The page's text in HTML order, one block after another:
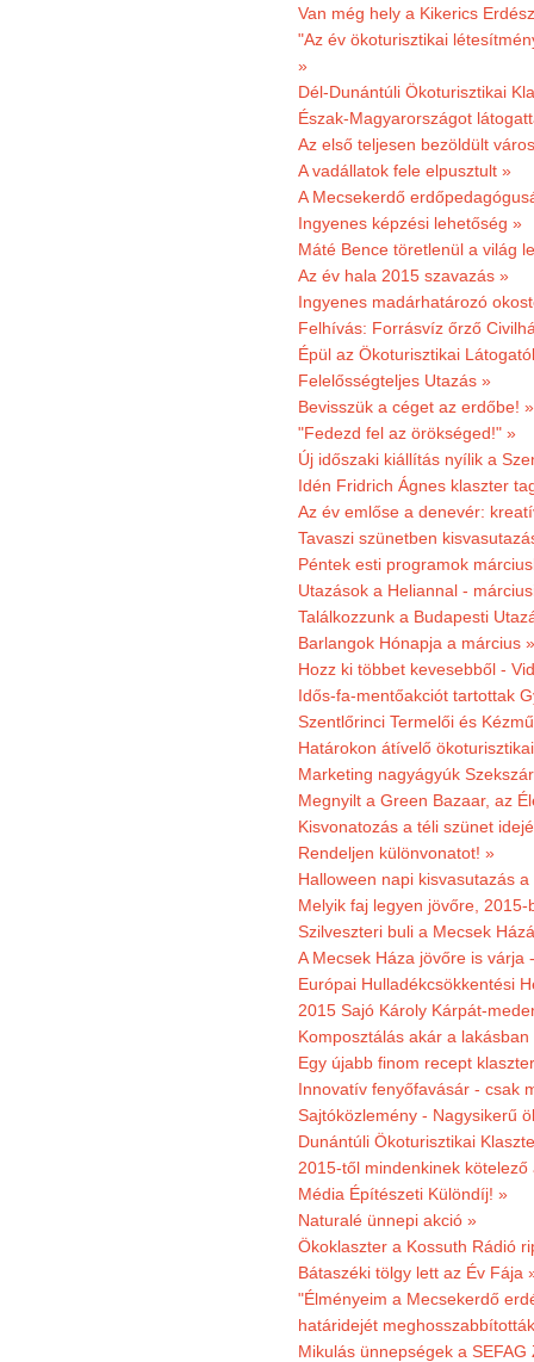
Van még hely a Kikerics
"Az év ökoturisztikai
»
Dél-Dunántúli Ökoturisztikai
Észak-Magyarországot
Az első teljesen bezöldült
A vadállatok fele elpusztult »
A Mecsekerdő
Ingyenes képzési lehetőség »
Máté Bence töretlenül a világ
Az év hala 2015 szavazás »
Ingyenes madárhatározó
Felhívás: Forrásvíz őrző
Épül az Ökoturisztikai
Felelősségteljes Utazás »
Bevisszük a céget az erdőbe! »
"Fedezd fel az örökséged!" »
Új időszaki kiállítás nyílik a
Idén Fridrich Ágnes klaszter
Az év emlőse a denevér:
Tavaszi szünetben
Péntek esti programok
Utazások a Heliannal -
Találkozzunk a Budapesti
Barlangok Hónapja a március »
Hozz ki többet kevesebből -
Idős-fa-mentőakciót tartottak
Szentlőrinci Termelői és
Határokon átívelő
Marketing nagyágyúk
Megnyilt a Green Bazaar, az
Kisvonatozás a téli szünet
Rendeljen különvonatot! »
Halloween napi kisvasutazás
Melyik faj legyen jövőre,
Szilveszteri buli a Mecsek
A Mecsek Háza jövőre is várja
Európai Hulladékcsökkentési
2015 Sajó Károly Kárpát-
Komposztálás akár a lakásban
Egy újabb finom recept
Innovatív fenyőfavásár - csak
Sajtóközlemény - Nagysikerű
Dunántúli Ökoturisztikai
2015-től mindenkinek
Média Építészeti Különdíj! »
Naturalé ünnepi akció »
Ökoklaszter a Kossuth Rádió
Bátaszéki tölgy lett az Év Fája
"Élményeim a Mecsekerdő
határidejét
Mikulás ünnepségek a SEFAG